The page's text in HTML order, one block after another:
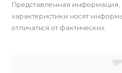
Представленная информация,
характеристики носят
отличаться от фактических.